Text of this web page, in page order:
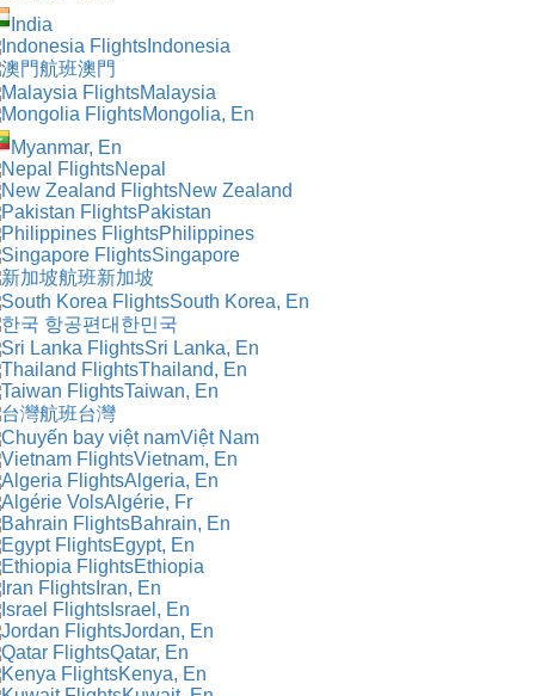
India
Indonesia
澳門
Malaysia
Mongolia, En
Myanmar, En
Nepal
New Zealand
Pakistan
Philippines
Singapore
新加坡
South Korea, En
대한민국
Sri Lanka, En
Thailand, En
Taiwan, En
台灣
Việt Nam
Vietnam, En
Algeria, En
Algérie, Fr
Bahrain, En
Egypt, En
Ethiopia
Iran, En
Israel, En
Jordan, En
Qatar, En
Kenya, En